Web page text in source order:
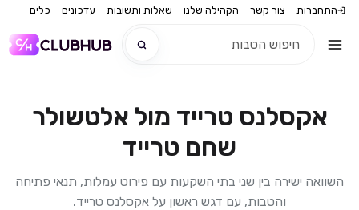
התחברות צור קשר הקהילה שלנו שאלות ותשובות עדכונים כלים
חדש
אקסלנס טרייד מול אלטשולר
שחם טרייד
השוואה ישירה בין שני בתי השקעות עם פירוט עמלות, תנאי פתיחה
והטבות, עם דגש ראשון על אקסלנס טרייד.